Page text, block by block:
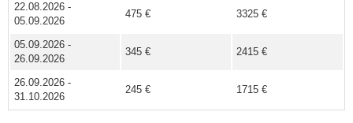
22.08.2026 -
05.09.2026
475 € 3325 €
05.09.2026 -
26.09.2026
345 € 2415 €
26.09.2026 -
31.10.2026
245 € 1715 €